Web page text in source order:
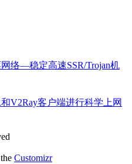
络—稳定高速SSR/Trojan机
V2Ray客户端进行科学上网
Customizr